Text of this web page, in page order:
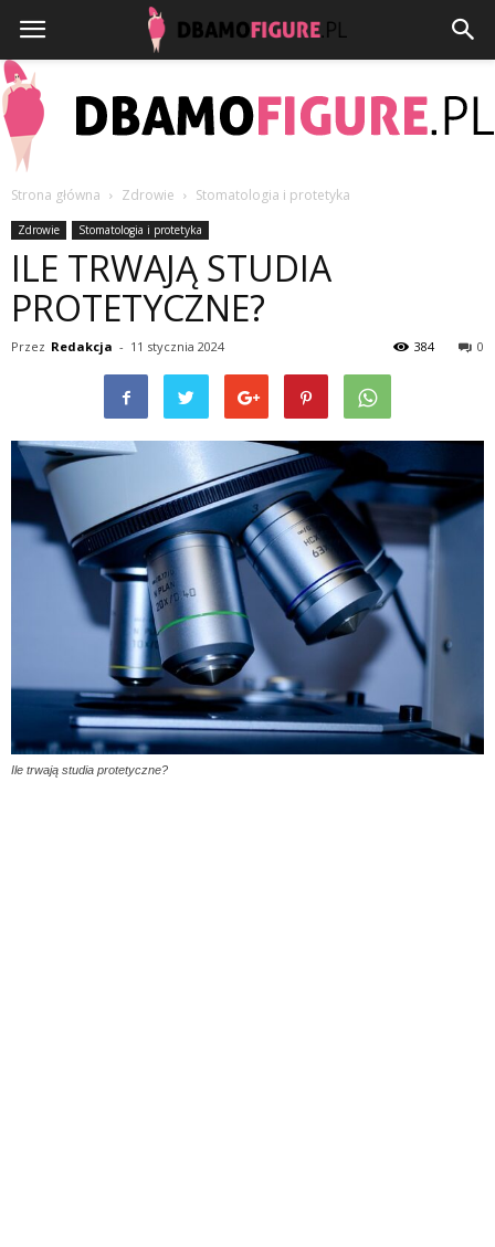
Strona główna Zdrowie Stomatologia i protetyka
Zdrowie Stomatologia i protetyka
ILE TRWAJĄ STUDIA
PROTETYCZNE?
Przez Redakcja - 11 stycznia 2024 0
384
Ile trwają studia protetyczne?